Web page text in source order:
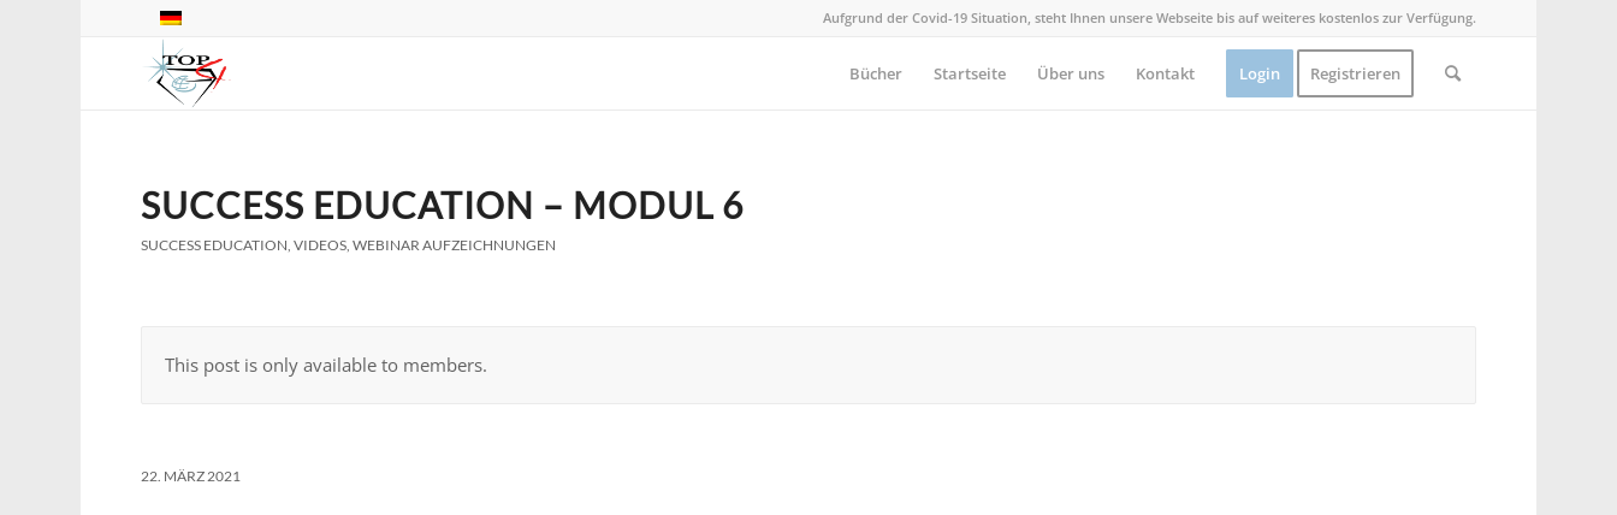
Aufgrund der Covid-19 Situation, steht Ihnen unsere Webseite bis auf weiteres kostenlos zur Verfügung.
Bücher Startseite Über uns Kontakt Login Registrieren
SUCCESS EDUCATION – MODUL 6
SUCCESS EDUCATION,VIDEOS,WEBINAR AUFZEICHNUNGEN
This post is only available to members.
22. MÄRZ 2021